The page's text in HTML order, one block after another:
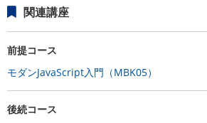
関連講座
前提コース
モダンJavaScript入門（MBK05）
後続コース